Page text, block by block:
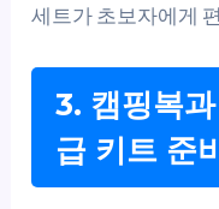
세트가 초보자에게
3. 캠핑복
급 키트 준